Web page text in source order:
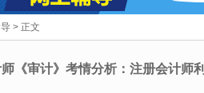
> 正文
《审计》考情分析：注册会计师